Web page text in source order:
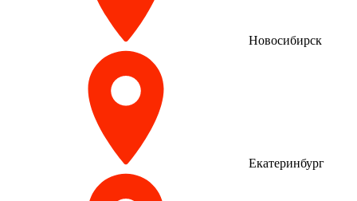
Новосибирск
Екатеринбург